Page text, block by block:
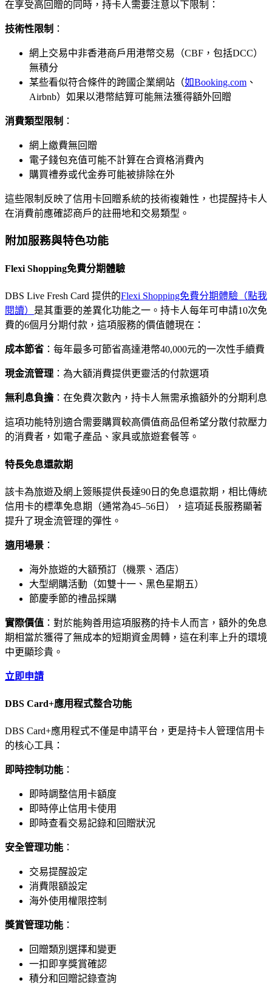
在享受高回贈的同時，持卡人需要注意以下限制：
技術性限制 ：
網上交易中非香港商戶用港幣交易（CBF，包括DCC）
無積分
某些看似符合條件的跨國企業網站（如Booking.com 、
Airbnb）如果以港幣結算可能無法獲得額外回贈
消費類型限制 ：
網上繳費無回贈
電子錢包充值可能不計算在合資格消費內
購買禮券或代金券可能被排除在外
這些限制反映了信用卡回贈系統的技術複雜性，也提醒持卡人
在消費前應確認商戶的註冊地和交易類型。
附加服務與特色功能
Flexi Shopping免費分期體驗
DBS Live Fresh Card 提供的Flexi Shopping免費分期體驗（點我
閱讀） 是其重要的差異化功能之一。持卡人每年可申請10次免
費的6個月分期付款，這項服務的價值體現在：
成本節省 ：每年最多可節省高達港幣40,000元的一次性手續費
現金流管理 ：為大額消費提供更靈活的付款選項
無利息負擔 ：在免費次數內，持卡人無需承擔額外的分期利息
這項功能特別適合需要購買較高價值商品但希望分散付款壓力
的消費者，如電子產品、家具或旅遊套餐等。
特長免息還款期
該卡為旅遊及網上簽賬提供長達90日的免息還款期，相比傳統
信用卡的標準免息期（通常為45–56日），這項延長服務顯著
提升了現金流管理的彈性。
適用場景 ：
海外旅遊的大額預訂（機票、酒店）
大型網購活動（如雙十一、黑色星期五）
節慶季節的禮品採購
實際價值 ：對於能夠善用這項服務的持卡人而言，額外的免息
期相當於獲得了無成本的短期資金周轉，這在利率上升的環境
中更顯珍貴。
立即申請
DBS Card+應用程式整合功能
DBS Card+應用程式不僅是申請平台，更是持卡人管理信用卡
的核心工具：
即時控制功能 ：
即時調整信用卡額度
即時停止信用卡使用
即時查看交易記錄和回贈狀況
安全管理功能 ：
交易提醒設定
消費限額設定
海外使用權限控制
獎賞管理功能 ：
回贈類別選擇和變更
一扣即享獎賞確認
積分和回贈記錄查詢